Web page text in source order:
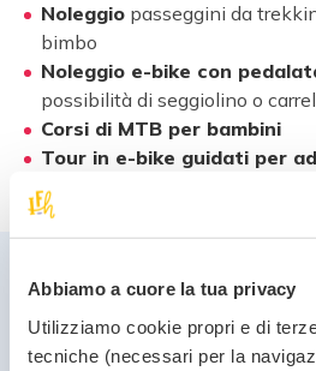
Abbiamo a cuore la tua privacy
Utilizziamo cookie propri e di
tecniche (necessari per la
Noleggio passeggini da
bimbo
Noleggio e-bike con
possibilità di seggiolino o
Corsi di MTB per bambini
Tour in e-bike guidati per
Riduzione del 5% per